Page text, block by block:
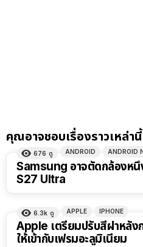
คุณอาจชอบเรื่องราวเหล่านี้
676 ดู ANDROID ANDROID
Samsung อาจตัดกล้องห
S27 Ultra
6.3k ดู APPLE IPHONE
Apple เตรียมปรับสีฝาหลัง
ให้เข้ากับเฟรมอะลูมิเนียม